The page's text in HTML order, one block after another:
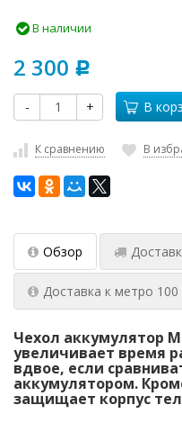
В наличии
2 300 Р
- + В
К сравнению В
Обзор
Доставка к метро
Чехол аккумулятор
увеличивает время
вдвое, если
аккумулятором.
защищает корпус